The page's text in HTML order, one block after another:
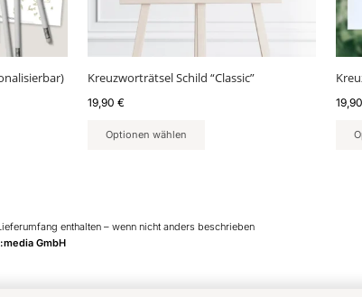
Kreuzworträtsel Schild “Classic”
19,90 €
Optionen wählen
19,90
enthalten – wenn nicht anders beschrieben
GmbH